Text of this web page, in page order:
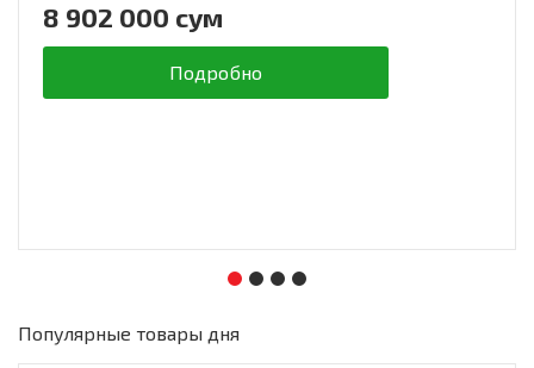
8 902 000 сум
Подробно
Популярные товары дня